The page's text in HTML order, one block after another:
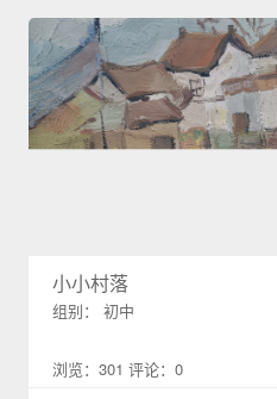
小小村落
组别： 初中
浏览：301 评论：0